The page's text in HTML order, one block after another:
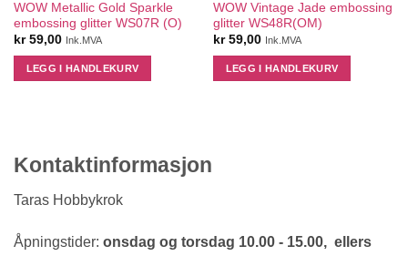
WOW Metallic Gold Sparkle
embossing glitter WS07R (O)
kr59,00 Ink.MVA
LEGG I HANDLEKURV
WOW Vintage Jade embossing
glitter WS48R(OM)
kr59,00 Ink.MVA
LEGG I HANDLEKURV
Kontaktinformasjon
Taras Hobbykrok
Åpningstider: onsdag og torsdag 10.00 - 15.00, ellers